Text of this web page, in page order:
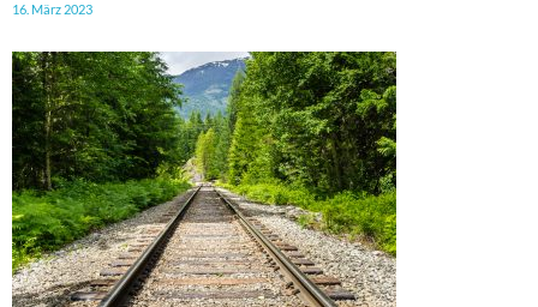
16. März 2023